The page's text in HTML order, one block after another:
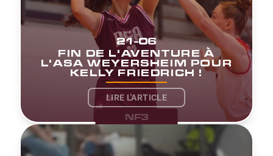
21-06
FIN DE L'AVENTURE À
L'ASA WEYERSHEIM POUR
KELLY FRIEDRICH !
LIRE L'ARTICLE
NF3